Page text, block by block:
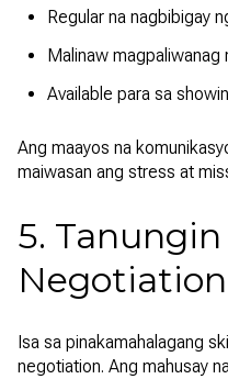
Regular na nagbibigay
Malinaw
Available para sa
Ang maayos na
maiwasan ang stress at
5.
Isa sa pinakamahalagang
negotiation. Ang mahusay